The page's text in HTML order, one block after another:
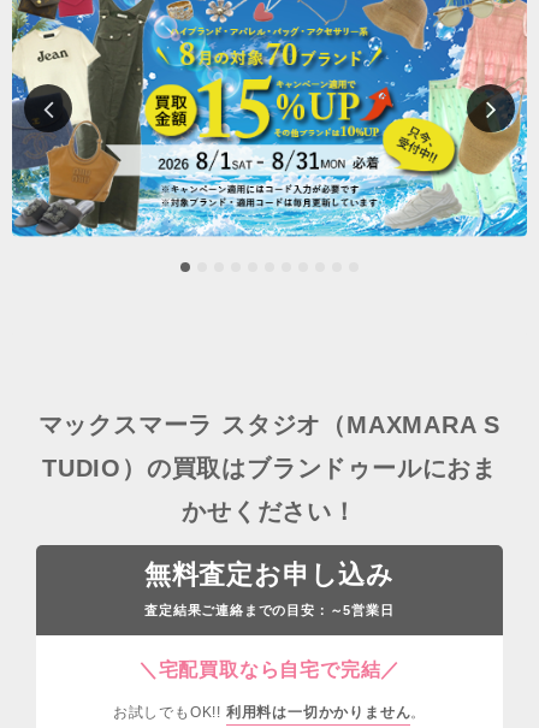
マックスマーラ スタジオ（MAXMARA S
TUDIO）の買取はブランドゥールにおま
かせください！
無料査定お申し込み
査定結果ご連絡までの目安： ～5営業日
＼宅配買取なら自宅で完結／
お試しでもOK!! 利用料は一切かかりません。